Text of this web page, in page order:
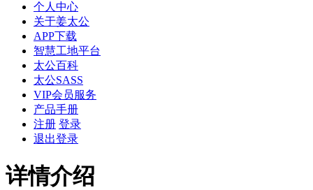
个人中心
关于姜太公
APP下载
智慧工地平台
太公百科
太公SASS
VIP会员服务
产品手册
注册 登录
退出登录
详情介绍